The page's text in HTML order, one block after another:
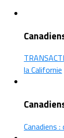
la Californie
Canadiens